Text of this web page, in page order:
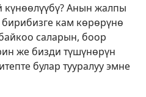
Анын жалпы
кам көрөрүнө
саларын, боор
же бизди түшүнөрүн
булар тууралуу эмне